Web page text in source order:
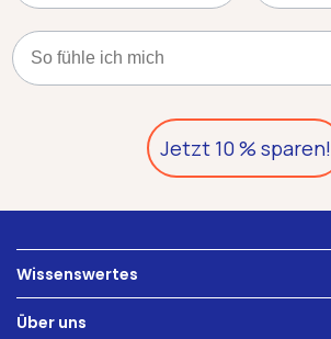
Kategorie
Jetzt 10 % sparen!
Wissenswertes
Ernährung
Über uns